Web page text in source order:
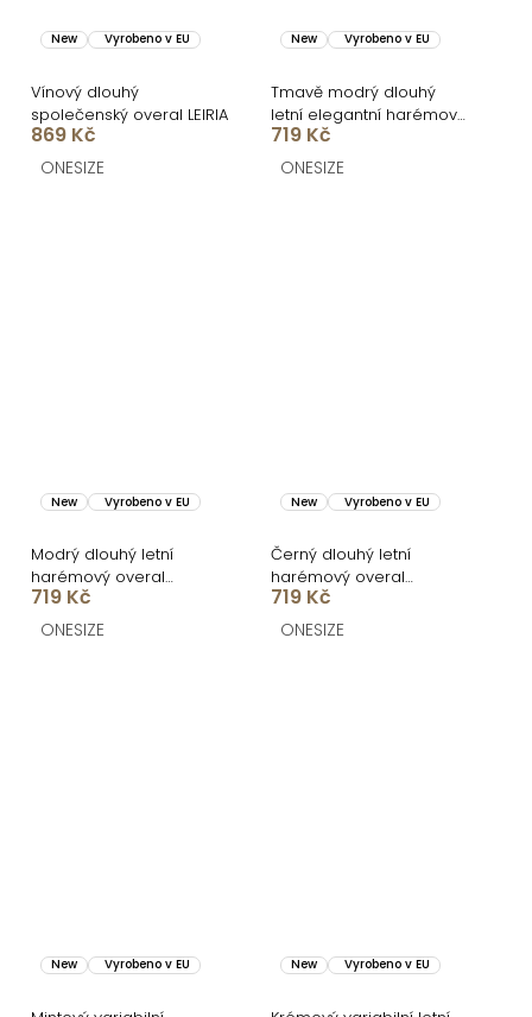
New Vyrobeno v EU
Vínový dlouhý
společenský overal LEIRIA
869 Kč
ONESIZE
New Vyrobeno v EU
Tmavě modrý dlouhý
letní elegantní harémový
overal BIONERA
719 Kč
ONESIZE
New Vyrobeno v EU
Modrý dlouhý letní
harémový overal
BIONERA
719 Kč
ONESIZE
New Vyrobeno v EU
Černý dlouhý letní
harémový overal
BIONERA
719 Kč
ONESIZE
New Vyrobeno v EU New Vyrobeno v EU